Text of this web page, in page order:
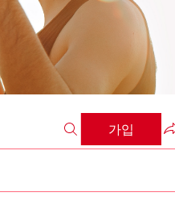
가입